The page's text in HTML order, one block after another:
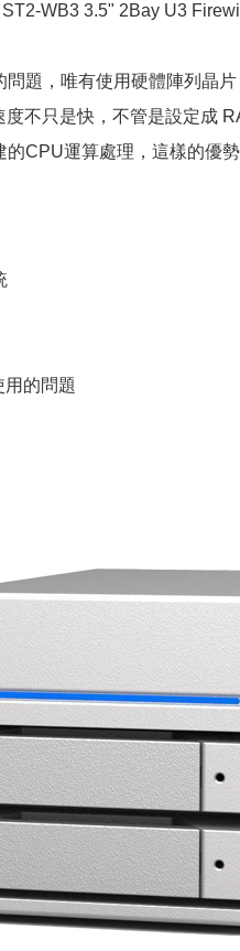
WB3 3.5" 2Bay U3
題，唯有使用硬體陣列晶
不只是快，不管是設定成
CPU運算處理，這樣的優
的問題